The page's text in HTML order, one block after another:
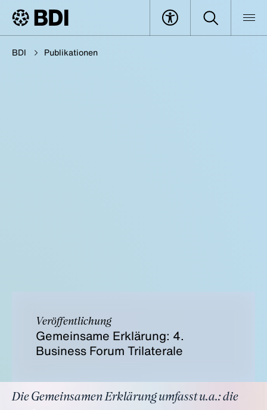
BDI Publikationen
Veröffentlichung
Gemeinsame Erklärung: 4.
Business Forum Trilaterale
Die Gemeinsamen Erklärung umfasst u.a.: die